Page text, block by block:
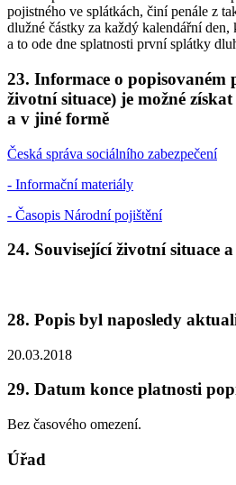
pojistného ve splátkách, činí penále z
dlužné částky za každý kalendářní
a to ode dne splatnosti první splátky
23. Informace o popisovaném
životní situace) je možné
a v jiné formě
Česká správa sociálního zabezpečení
- Informační materiály
- Časopis Národní pojištění
24. Související životní situace
28. Popis byl naposledy
20.03.2018
29. Datum konce platnosti
Bez časového omezení.
Úřad